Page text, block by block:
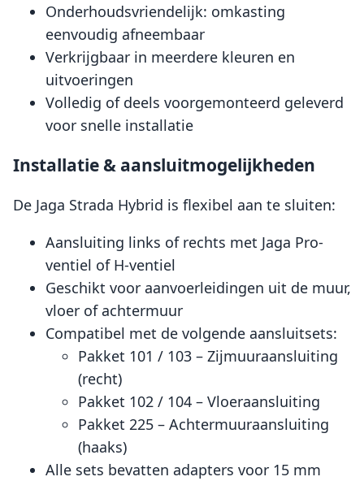
Onderhoudsvriendelijk: omkasting
eenvoudig afneembaar
Verkrijgbaar in meerdere kleuren en
uitvoeringen
Volledig of deels voorgemonteerd geleverd
voor snelle installatie
Installatie & aansluitmogelijkheden
De Jaga Strada Hybrid is flexibel aan te sluiten:
Aansluiting links of rechts met Jaga Pro-
ventiel of H-ventiel
Geschikt voor aanvoerleidingen uit de muur,
vloer of achtermuur
Compatibel met de volgende aansluitsets:
Pakket 101 / 103 – Zijmuuraansluiting
(recht)
Pakket 102 / 104 – Vloeraansluiting
Pakket 225 – Achtermuuraansluiting
(haaks)
Alle sets bevatten adapters voor 15 mm